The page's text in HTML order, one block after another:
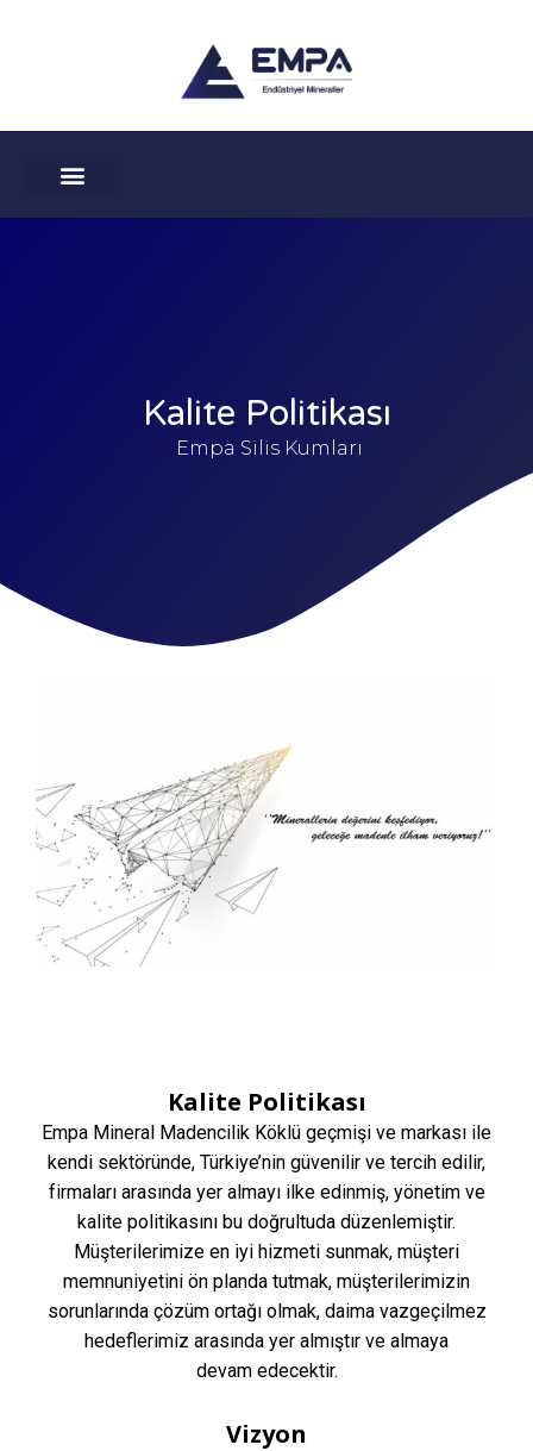
Kalite Politikası
Empa Silis Kumları
Kalite Politikası
Empa Mineral Madencilik Köklü geçmişi ve markası ile
kendi sektöründe, Türkiye’nin güvenilir ve tercih edilir,
firmaları arasında yer almayı ilke edinmiş, yönetim ve
kalite politikasını bu doğrultuda düzenlemiştir.
Müşterilerimize en iyi hizmeti sunmak, müşteri
memnuniyetini ön planda tutmak, müşterilerimizin
sorunlarında çözüm ortağı olmak, daima vazgeçilmez
hedeflerimiz arasında yer almıştır ve almaya
devam edecektir.
Vizyon